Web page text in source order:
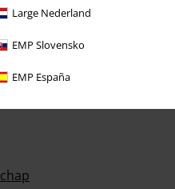
Large Nederland
EMP Slovensko
EMP España
etc.